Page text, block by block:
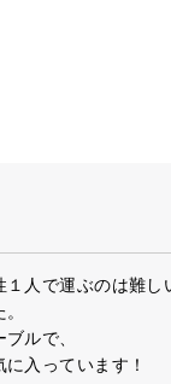
人で運ぶのは難し
ルで、
入っています！